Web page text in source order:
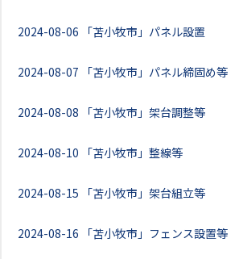
2024-08-06 「苫小牧市」パネル設置
2024-08-07 「苫小牧市」パネル締固め等
2024-08-08 「苫小牧市」架台調整等
2024-08-10 「苫小牧市」整線等
2024-08-15 「苫小牧市」架台組立等
2024-08-16 「苫小牧市」フェンス設置等